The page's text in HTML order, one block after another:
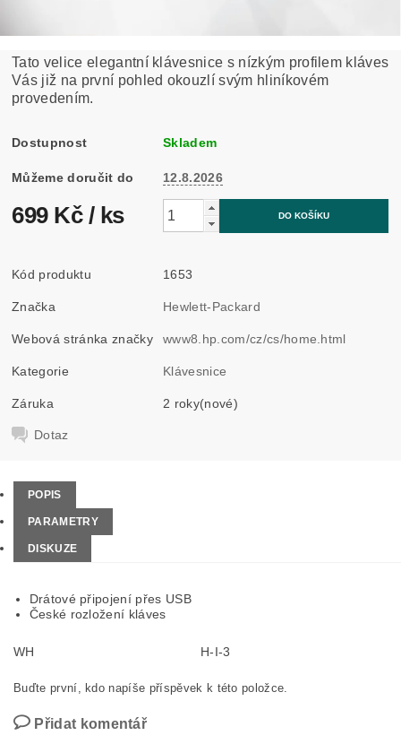
Tato velice elegantní klávesnice s nízkým profilem kláves
Vás již na první pohled okouzlí svým hliníkovém
provedením.
Dostupnost Skladem
Můžeme doručit do 12.8.2026
699 Kč / ks
Kód produktu 1653
Značka Hewlett-Packard
Webová stránka značky www8.hp.com/cz/cs/home.html
Kategorie Klávesnice
Záruka 2 roky(nové)
Dotaz
POPIS
PARAMETRY
DISKUZE
Drátové připojení přes USB
České rozložení kláves
WH H-I-3
Buďte první, kdo napíše příspěvek k této položce.
Přidat komentář